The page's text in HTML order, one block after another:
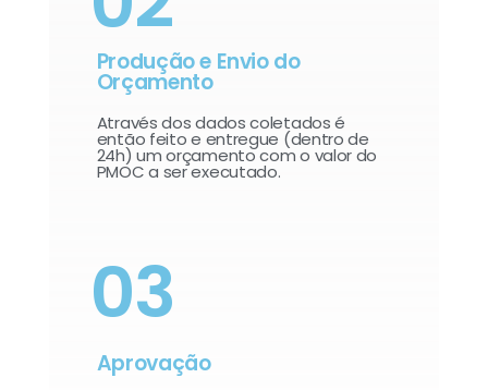
Produção e Envio do
Orçamento
Através dos dados coletados é
então feito e entregue (dentro de
24h) um orçamento com o valor do
PMOC a ser executado.
03
Aprovação